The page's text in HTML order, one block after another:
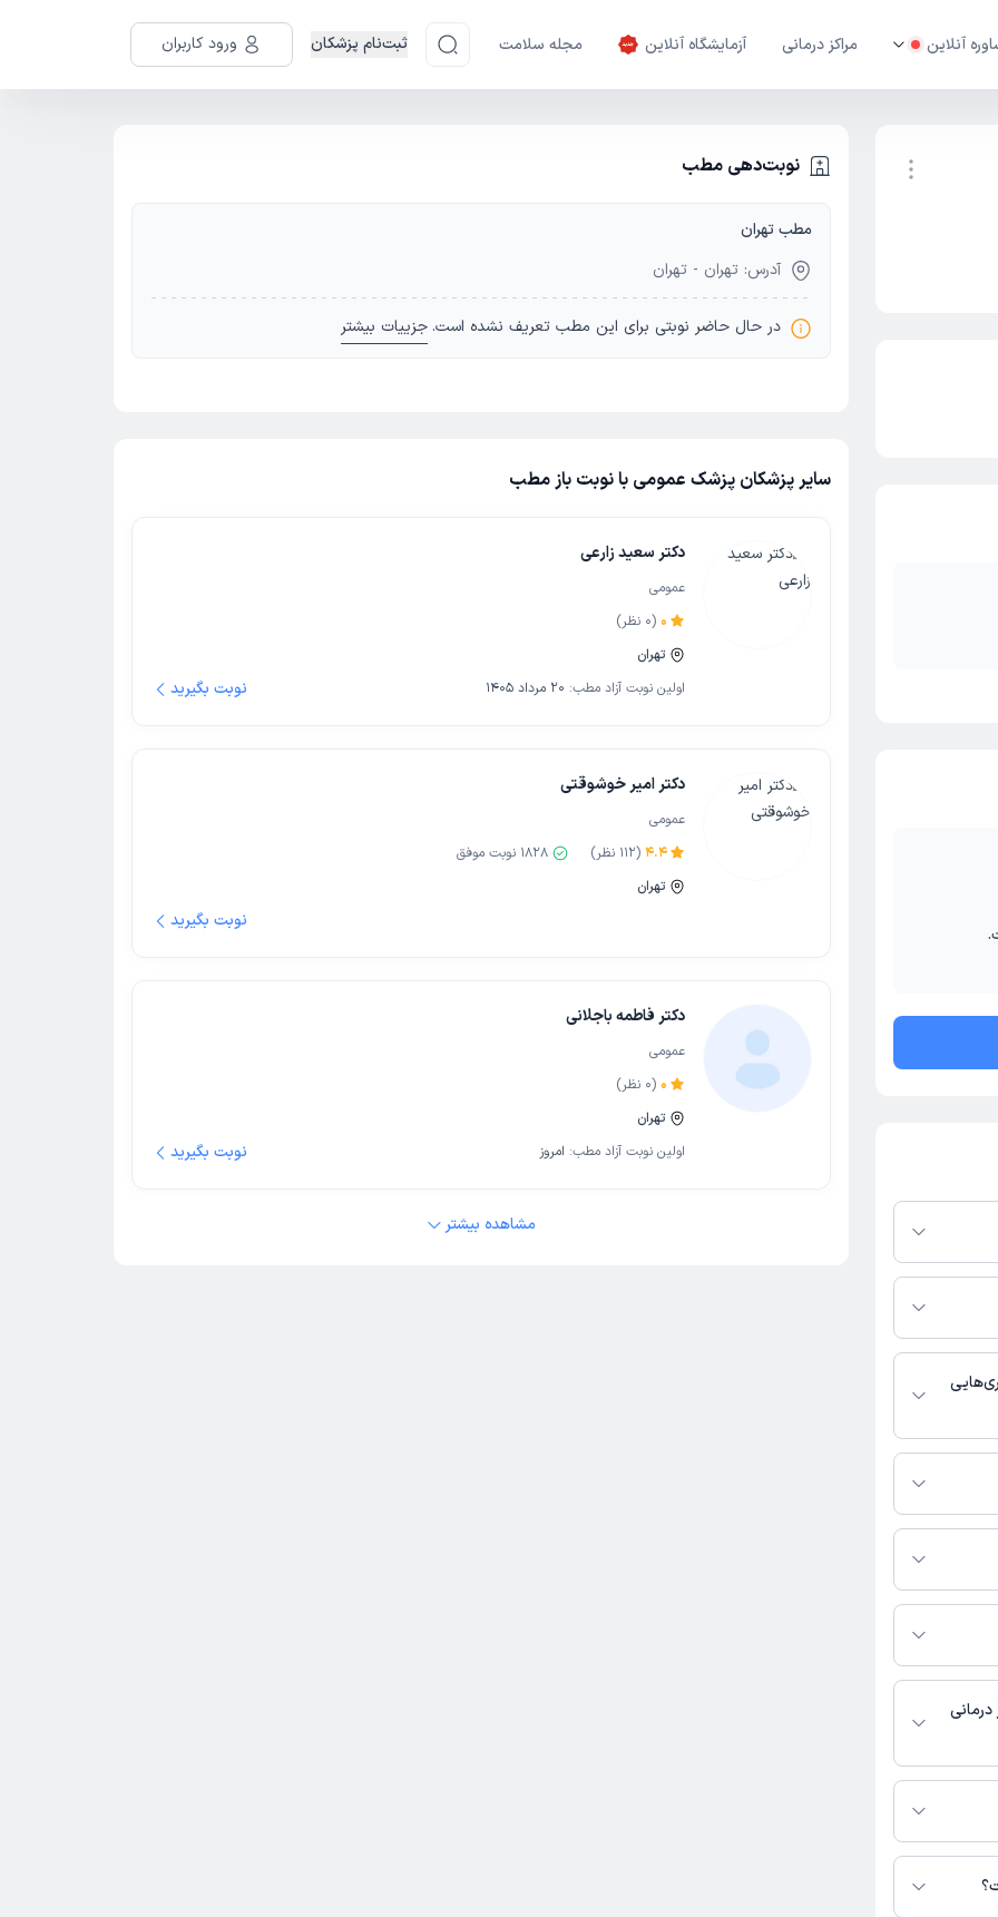
آنلاین مراکز درمانی آزمایشگاه آنلاین مجله سلامت ثبت‌نام پزشکان ورود کاربران
نوبت‌دهی مطب
مطب تهران
آدرس: تهران - تهران
در حال حاضر نوبتی برای این مطب تعریف نشده است. جزییات بیشتر
سایر پزشکان پزشک عمومی با نوبت باز مطب
دکتر سعید زارعی
عمومی
0
(
0 نظر)
تهران
اولین نوبت آزاد مطب: 20 مرداد 1405 نوبت بگیرید
دکتر امیر خوشوقتی
عمومی
4.4
(
112 نظر) 1828 نوبت موفق
تهران
نوبت بگیرید
دکتر فاطمه باجلانی
عمومی
0
(
0 نظر)
تهران
اولین نوبت آزاد مطب: امروز نوبت بگیرید
مشاهده بیشتر
پلتفرم دکترتو
صورت فعال بودن
تماس، برنامه
پزشکی و
فعالیت
بگیرید.
مقدم بنائم به شرح
در این صفحه
درمانی
در دسترس نیست.
بنائم در دسترس